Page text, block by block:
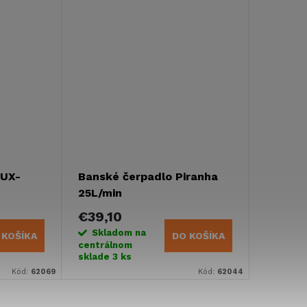
Kód: 62069
Banské čerpadlo Piranha
25L/min
€39,10
Skladom na
centrálnom
sklade 3 ks
DO KOŠÍKA
Kód: 62044